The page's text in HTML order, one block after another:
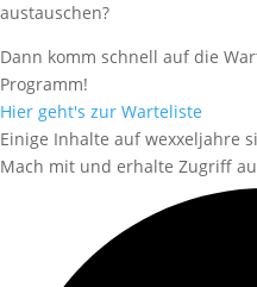
austauschen?
Dann komm schnell auf die
Programm!
Hier geht's zur Warteliste
Einige Inhalte auf wexxeljahre
Mach mit und erhalte Zugriff